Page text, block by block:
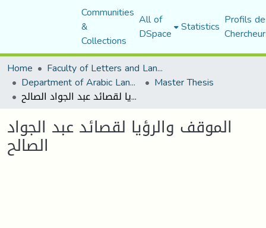
Communities
&
Collections
All of
DSpace Statistics Profils
Home
Faculty of Letters and Languages
Department of Arabic Language and Literature Master Thesis
الموقف والرؤيا لقصائد عبد الجواد الصالح
الموقف والرؤيا لقصائد عبد الجواد
الصالح